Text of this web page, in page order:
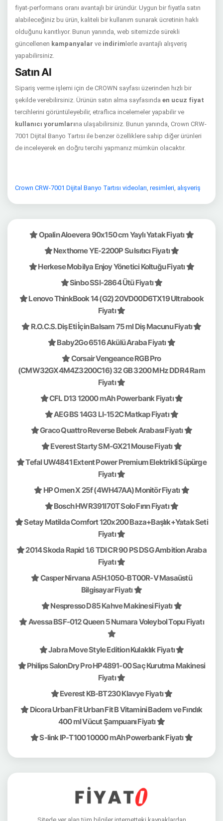
fiyat-performans oranı avantajlı bir üründür. Uygun bir fiyatla satın
alabileceğiniz bu ürün, kaliteli bir kullanım sunarak ücretinin haklı
olduğunu kanıtlıyor. Bunun yanında, web sitemizde sürekli
güncellenen kampanyalar ve indirim lerle avantajlı alışveriş
yapabilirsiniz.
Satın Al
Sipariş verme işlemi için de CROWN sayfası üzerinden hızlı bir
şekilde verebilirsiniz. Ürünün satın alma sayfasında en ucuz fiyat
tercihlerini görüntüleyebilir, etraflıca incelemeler yapabilir ve
kullanıcı yorumlarına ulaşabilirsiniz. Bunun yanında, Crown CRW-
7001 Dijital Banyo Tartısı ile benzer özelliklere sahip diğer ürünleri
de inceleyerek en doğru tercihi yapmanız mümkün olacaktır.
Crown CRW-7001 Dijital Banyo Tartısı videoları, resimleri, alışveriş
Opalin Aloevera 90x150 cm Yaylı Yatak Fiyatı
Nexthome YE-2200P Su Isıtıcı Fiyatı
Herkese Mobilya Enjoy Yönetici Koltuğu Fiyatı
Sinbo SSI-2864 Ütü Fiyatı
Lenovo ThinkBook 14 (G2) 20VD00D6TX19 Ultrabook
Fiyatı
R.O.C.S. Diş Eti İçin Balsam 75 ml Diş Macunu Fiyatı
Baby2Go 6516 Akülü Araba Fiyatı
Corsair Vengeance RGB Pro
(CMW32GX4M4Z3200C16) 32 GB 3200 MHz DDR4 Ram
Fiyatı
CFL D13 12000 mAh Powerbank Fiyatı
AEG BS 14G3 LI-152C Matkap Fiyatı
Graco Quattro Reverse Bebek Arabası Fiyatı
Everest Starty SM-GX21 Mouse Fiyatı
Tefal UW4841 Extent Power Premium Elektrikli Süpürge
Fiyatı
HP Omen X 25f (4WH47AA) Monitör Fiyatı
Bosch HWR391I70T Solo Fırın Fiyatı
Setay Matilda Comfort 120x200 Baza+Başlık+Yatak Seti
Fiyatı
2014 Skoda Rapid 1.6 TDI CR 90 PS DSG Ambition Araba
Fiyatı
Casper Nirvana A5H.1050-BT00R-V Masaüstü
Bilgisayar Fiyatı
Nespresso D85 Kahve Makinesi Fiyatı
Avessa BSF-012 Queen 5 Numara Voleybol Topu Fiyatı
Jabra Move Style Edition Kulaklık Fiyatı
Philips SalonDry Pro HP4891-00 Saç Kurutma Makinesi
Fiyatı
Everest KB-BT230 Klavye Fiyatı
Dicora Urban Fit Urban Fit B Vitamini Badem ve Fındık
400 ml Vücut Şampuanı Fiyatı
S-link IP-T100 10000 mAh Powerbank Fiyatı